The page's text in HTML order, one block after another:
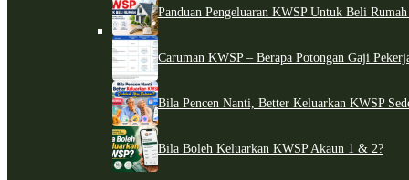
Panduan Pengeluaran KWSP Untuk Beli
Caruman KWSP – Berapa Potongan Gaji
Bila Pencen Nanti, Better Keluarkan KWSP
Bila Boleh Keluarkan KWSP Akaun 1 & 2?